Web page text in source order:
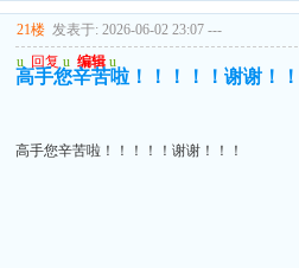
21楼 发表于: 2026-06-02 23:07 ---
u 回复 u 编辑 u
高手您辛苦啦！！！！！谢谢！
高手您辛苦啦！！！！！谢谢！！！